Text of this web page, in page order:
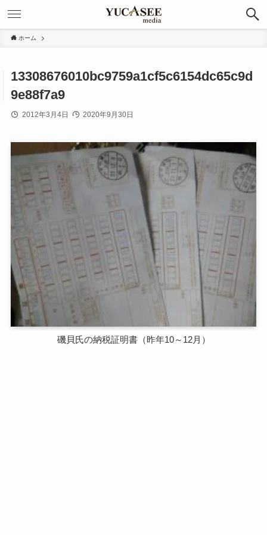
ホーム
13308676010bc9759a1cf5c6154dc65c9d
9e88f7a9
2012年3月4日 2020年9月30日
磯貝氏の納税証明書（昨年10～12月）